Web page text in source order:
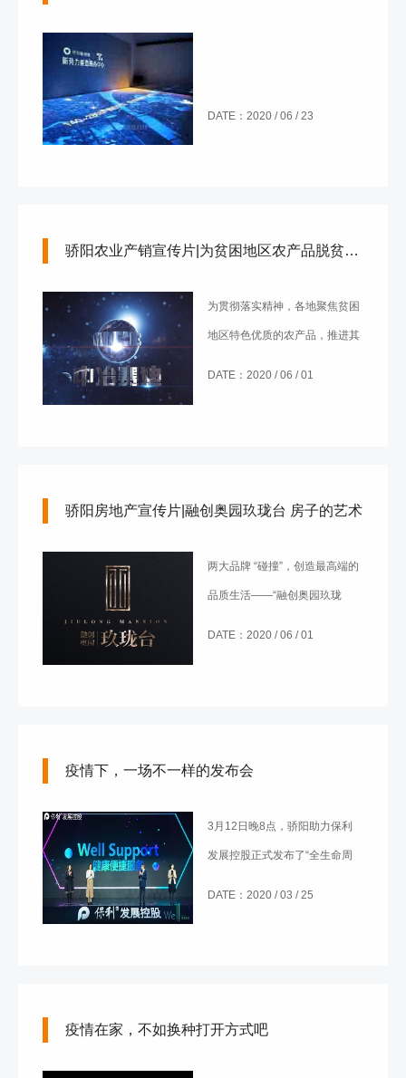
DATE：2020 / 06 / 23
骄阳农业产销宣传片|为贫困地区农产品脱贫，我们在行动
为贯彻落实精神，各地聚焦贫困
地区特色优质的农产品，推进其
DATE：2020 / 06 / 01
骄阳房地产宣传片|融创奥园玖珑台 房子的艺术
两大品牌 “碰撞”，创造最高端的
品质生活——“融创奥园玖珑
DATE：2020 / 06 / 01
疫情下，一场不一样的发布会
3月12日晚8点，骄阳助力保利
发展控股正式发布了“全生命周
DATE：2020 / 03 / 25
疫情在家，不如换种打开方式吧